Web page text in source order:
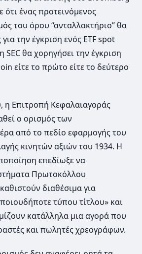
ένας προτεινόμενος
του όρου “ανταλλακτήριο” θα
την έγκριση ενός ETF spot
SEC θα χορηγήσει την έγκριση
είτε το πρώτο είτε το δεύτερο
η Επιτροπή Κεφαλαιαγοράς
ο ορισμός των
​​από το πεδίο εφαρμογής του
κινητών αξιών του 1934. Η
επεδίωξε να
Πρωτοκόλλου
διαθέσιμα για
τύπου τίτλου» και
κατάλληλα μια αγορά που
και πωλητές χρεογράφων.